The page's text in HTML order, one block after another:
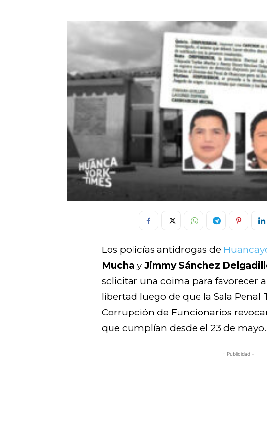
Los policías antidrogas de
Mucha yJimmy Sánchez
solicitar una coima para favorecer
libertad luego de que la Sala Penal
Corrupción de Funcionarios
que cumplían desde el 23 de mayo.
- Publicidad -